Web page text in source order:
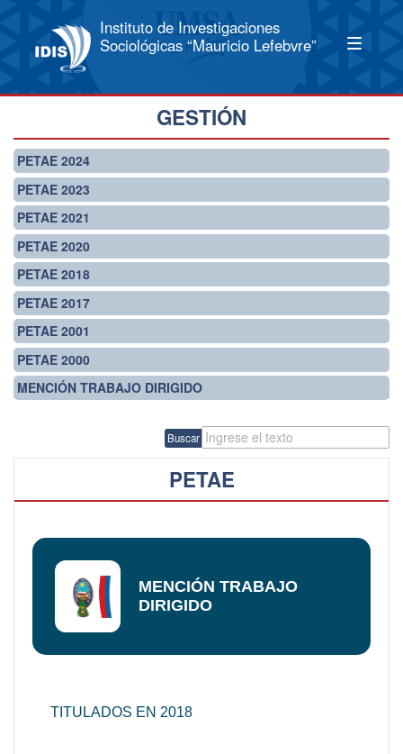
Instituto de Investigaciones
Sociológicas “Mauricio Lefebvre”
GESTIÓN
PETAE 2024
PETAE 2023
PETAE 2021
PETAE 2020
PETAE 2018
PETAE 2017
PETAE 2001
PETAE 2000
MENCIÓN TRABAJO DIRIGIDO
Buscar
PETAE
MENCIÓN TRABAJO
DIRIGIDO
TITULADOS EN 2018